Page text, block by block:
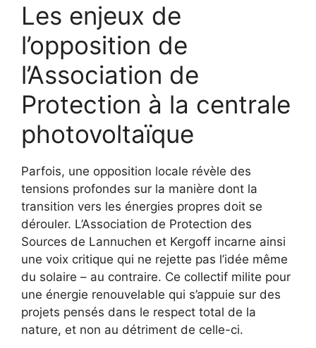
Les enjeux de
l’opposition de
l’Association de
Protection à la centrale
photovoltaïque
Parfois, une opposition locale révèle des
tensions profondes sur la manière dont la
transition vers les énergies propres doit se
dérouler. L’Association de Protection des
Sources de Lannuchen et Kergoff incarne ainsi
une voix critique qui ne rejette pas l’idée même
du solaire – au contraire. Ce collectif milite pour
une énergie renouvelable qui s’appuie sur des
projets pensés dans le respect total de la
nature, et non au détriment de celle-ci.